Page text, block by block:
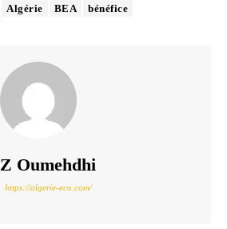
Algérie BEA bénéfice
Z Oumehdhi
https://algerie-eco.com/